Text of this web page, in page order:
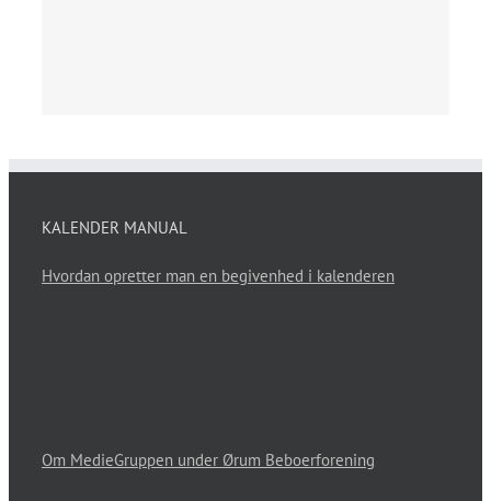
KALENDER MANUAL
Hvordan opretter man en begivenhed i kalenderen
Om MedieGruppen under Ørum Beboerforening